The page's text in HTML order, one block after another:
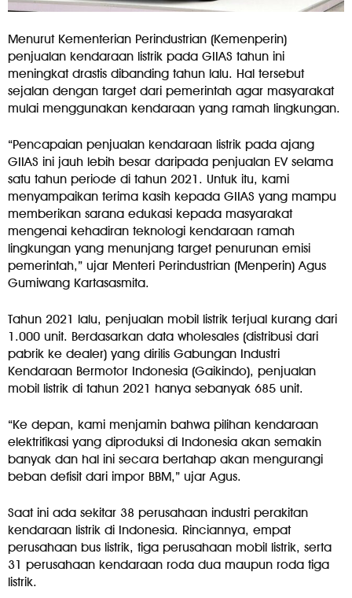
Menurut Kementerian Perindustrian (Kemenperin)
penjualan kendaraan listrik pada GIIAS tahun ini
meningkat drastis dibanding tahun lalu. Hal tersebut
sejalan dengan target dari pemerintah agar masyarakat
mulai menggunakan kendaraan yang ramah lingkungan.
“Pencapaian penjualan kendaraan listrik pada ajang
GIIAS ini jauh lebih besar daripada penjualan EV selama
satu tahun periode di tahun 2021. Untuk itu, kami
menyampaikan terima kasih kepada GIIAS yang mampu
memberikan sarana edukasi kepada masyarakat
mengenai kehadiran teknologi kendaraan ramah
lingkungan yang menunjang target penurunan emisi
pemerintah,” ujar Menteri Perindustrian (Menperin) Agus
Gumiwang Kartasasmita.
Tahun 2021 lalu, penjualan mobil listrik terjual kurang dari
1.000 unit. Berdasarkan data wholesales (distribusi dari
pabrik ke dealer) yang dirilis Gabungan Industri
Kendaraan Bermotor Indonesia (Gaikindo), penjualan
mobil listrik di tahun 2021 hanya sebanyak 685 unit.
“Ke depan, kami menjamin bahwa pilihan kendaraan
elektrifikasi yang diproduksi di Indonesia akan semakin
banyak dan hal ini secara bertahap akan mengurangi
beban defisit dari impor BBM,” ujar Agus.
Saat ini ada sekitar 38 perusahaan industri perakitan
kendaraan listrik di Indonesia. Rinciannya, empat
perusahaan bus listrik, tiga perusahaan mobil listrik, serta
31 perusahaan kendaraan roda dua maupun roda tiga
listrik.